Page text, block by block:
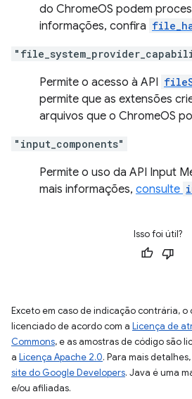
do ChromeOS podem
informações, confira
Permite o acesso à API
permite que as extensões
arquivos que o ChromeOS
"input_components"
Permite o uso da API Input
mais informações, consulte
Isso foi útil?
Exceto em caso de indicação contrária,
licenciado de acordo com a Licença de
Commons, e as amostras de código são
a Licença Apache 2.0. Para mais
site do Google Developers. Java é uma
e/ou afiliadas.